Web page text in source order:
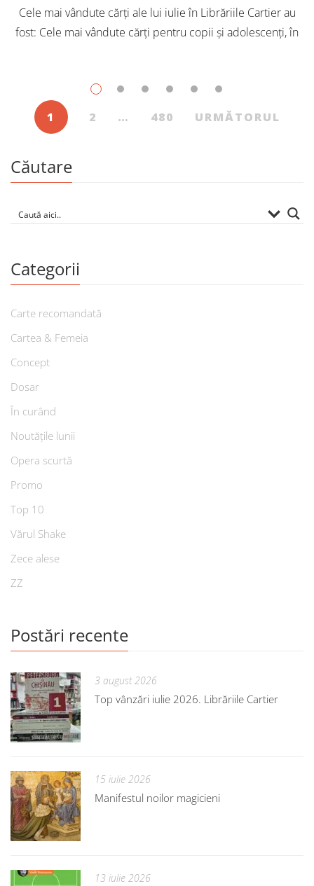
Cele mai vândute cărți ale lui iulie în Librăriile Cartier au
fost: Cele mai vândute cărți pentru copii și adolescenți, în
1 2 … 480 URMĂTORUL
Căutare
Categorii
Carte recomandată
Cartea & Femeia
Concept
Dosar
În curând
Noutățile lunii
Opera scurtă
Promo
Top 10
Vărul Shake
Zece alese
ZZ
Postări recente
3 august 2026
Top vânzări iulie 2026. Librăriile Cartier
15 iulie 2026
Manifestul noilor magicieni
13 iulie 2026